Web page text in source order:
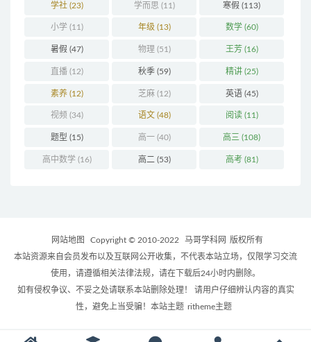
学社(23) 学而思 (11) 寒假 (113)
小学(11) 年级 (13) 数学(60)
暑假 (47) 物理 (51) 王芳(16)
直播(12) 秋季(59) 精讲(25)
素养(12) 芝麻(12) 英语(45)
视频 (34) 语文 (48) 阅读(11)
题型 (15) 高一(40) 高三 (108)
高中数学(16) 高二 (53) 高考(81)
网站地图 Copyright © 2010-2022 马哥学科网 版权所有
本站资源来自会员发布以及互联网公开收集，不代表本站立场，仅限学习交流
使用，请遵循相关法律法规，请在下载后24小时内删除。
如有侵权争议、不妥之处请联系本站删除处理！ 请用户仔细辨认内容的真实
性，避免上当受骗！本站主题 ritheme主题